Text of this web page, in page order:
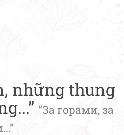
những thung
“За горами, за